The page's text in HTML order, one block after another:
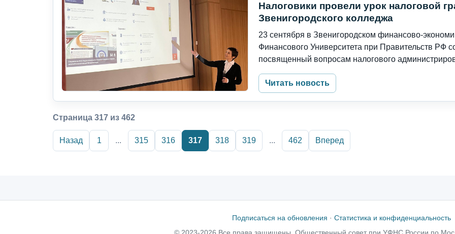
Налоговики провели урок налоговой
Звенигородского колледжа
23 сентября в Звенигородском финансово-
Финансового Университета при Правительств РФ
посвященный вопросам налогового
Читать новость
Страница 317 из 462
Назад 1 ... 315 316 317 318 319 ... 462 Вперед
Подписаться на обновления · Статистика и конфиденциальность